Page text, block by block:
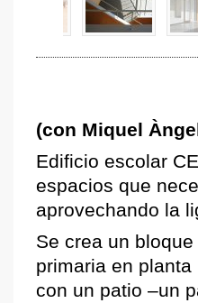
(con Miquel
Edificio escolar
espacios que
aprovechando la
Se crea un
primaria en
con un patio –un